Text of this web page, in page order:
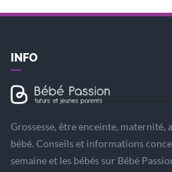
INFO
Grossesse, être enceinte, maternité,
bébé. Conseils et informations
semaine et les bébés sur Bébé